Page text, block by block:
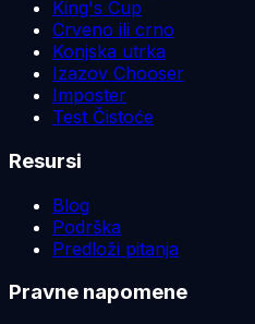
King's Cup
Crveno ili crno
Konjska utrka
Izazov Chooser
Imposter
Test Čistoće
Resursi
Blog
Podrška
Predloži pitanja
Pravne napomene